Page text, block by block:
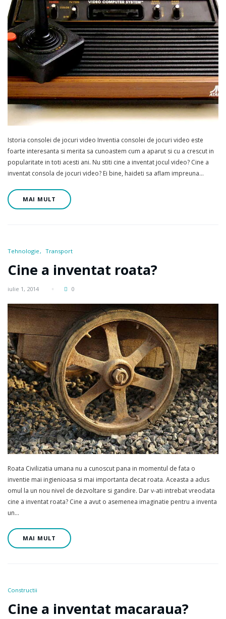
Istoria consolei de jocuri video Inventia consolei de jocuri video este
foarte interesanta si merita sa cunoastem cum a aparut si cu a crescut in
popularitate in toti acesti ani. Nu stiti cine a inventat jocul video? Cine a
inventat consola de jocuri video? Ei bine, haideti sa aflam impreuna…
MAI MULT
Tehnologie Transport
Cine a inventat roata?
iulie 1, 2014 0
Roata Civilizatia umana nu a cunoscut pana in momentul de fata o
inventie mai ingienioasa si mai importanta decat roata. Aceasta a adus
omul la un nou nivel de dezvoltare si gandire. Dar v-ati intrebat vreodata
cine a inventat roata? Cine a avut o asemenea imaginatie pentru a inventa
un…
MAI MULT
Constructii
Cine a inventat macaraua?